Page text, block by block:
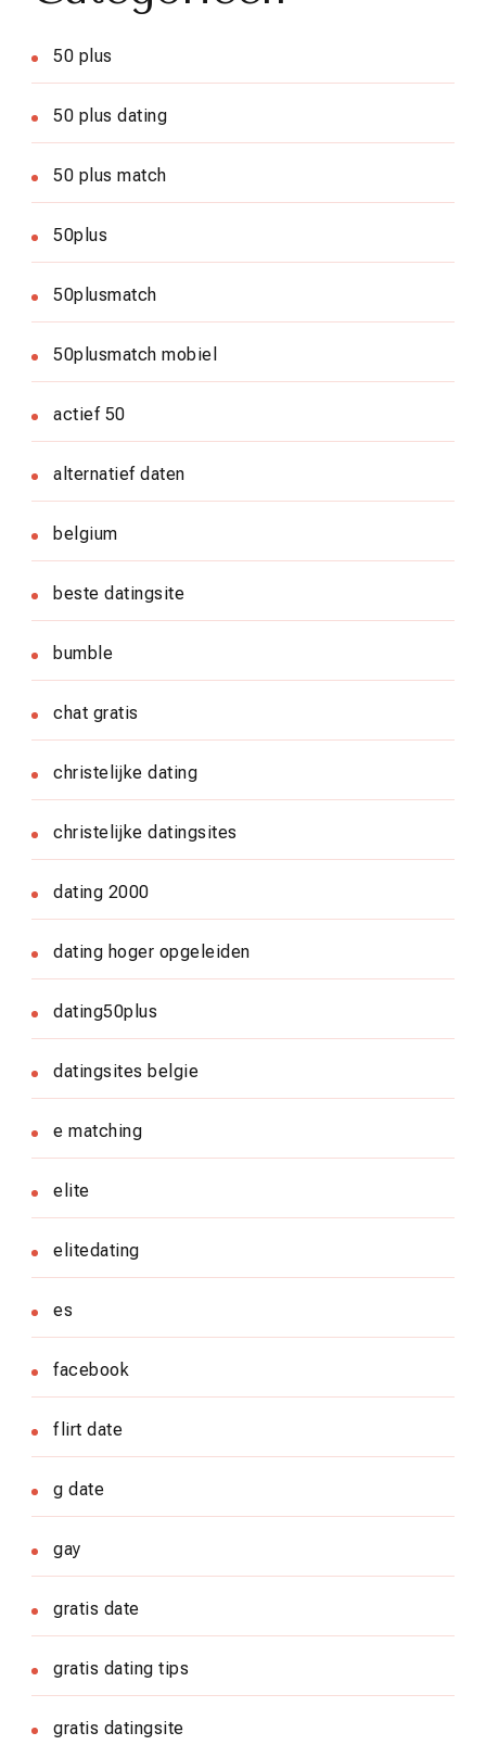
50 plus
50 plus dating
50 plus match
50plus
50plusmatch
50plusmatch mobiel
actief 50
alternatief daten
belgium
beste datingsite
bumble
chat gratis
christelijke dating
christelijke datingsites
dating 2000
dating hoger opgeleiden
dating50plus
datingsites belgie
e matching
elite
elitedating
es
facebook
flirt date
g date
gay
gratis date
gratis dating tips
gratis datingsite